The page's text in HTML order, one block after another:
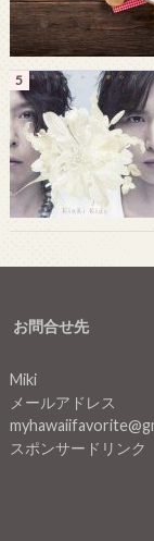
お問合せ先
Miki
メールアドレス
スポンサードリンク